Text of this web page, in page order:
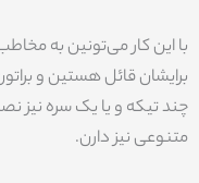
با این کار می‌تونین به
برایشان قائل هستین و
چند تیکه و یا یک سره نیز
متنوعی نیز دارن.